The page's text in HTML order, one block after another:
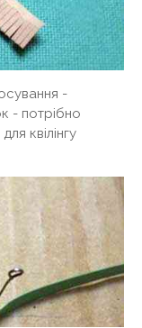
-
- потрібно
квілінгу